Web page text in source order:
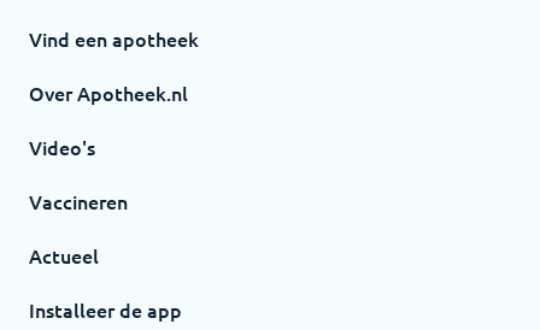
Vind een apotheek
Over Apotheek.nl
Video's
Vaccineren
Actueel
Installeer de app